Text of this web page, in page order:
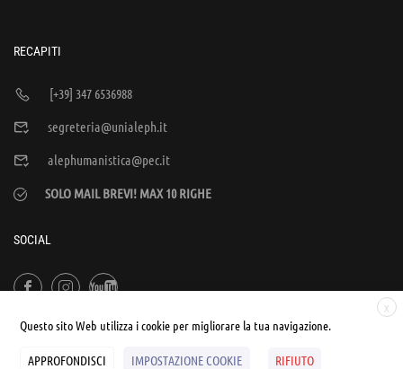
RECAPITI
[+39] 347 6536988
segreteria@unialeph.it
alephumanistica@pec.it
SOLO MAIL BREVI! MAX 10 RIGHE
SOCIAL
X
Questo sito Web utilizza i cookie per migliorare la tua navigazione.
APPROFONDISCI IMPOSTAZIONE COOKIE RIFIUTO